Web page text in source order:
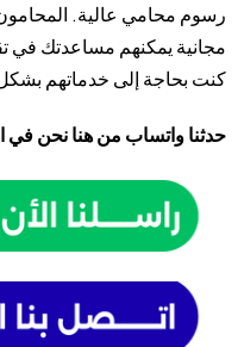
رسوم محامي عالية.
مجانية يمكنهم مساعدتك في
كنت بحاجة إلى خدماتهم بشكل
حدثنا واتساب من هنا نحن في